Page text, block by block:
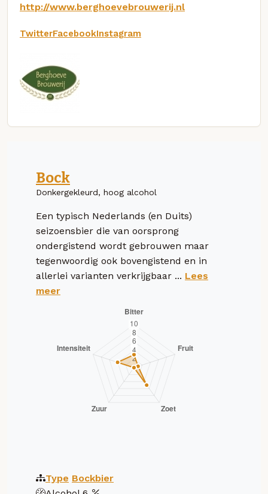
http://www.berghoevebrouwerij.nl
TwitterFacebookInstagram
Bock
Donkergekleurd, hoog alcohol
Een typisch Nederlands (en Duits)
seizoensbier die van oorsprong
ondergistend wordt gebrouwen maar
tegenwoordig ook bovengistend en in
allerlei varianten verkrijgbaar ... Lees
meer
Type Bockbier